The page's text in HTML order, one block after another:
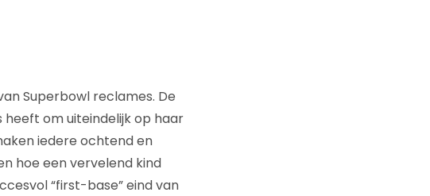
Superbowl reclames. De
heeft om uiteindelijk op haar
iedere ochtend en
hoe een vervelend kind
“first-base” eind van